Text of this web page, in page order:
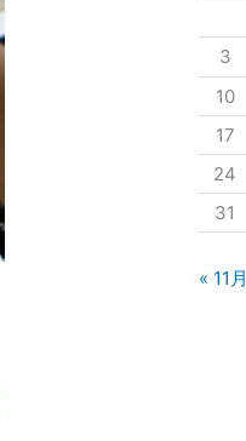
3
10
17
24
31
« 11月